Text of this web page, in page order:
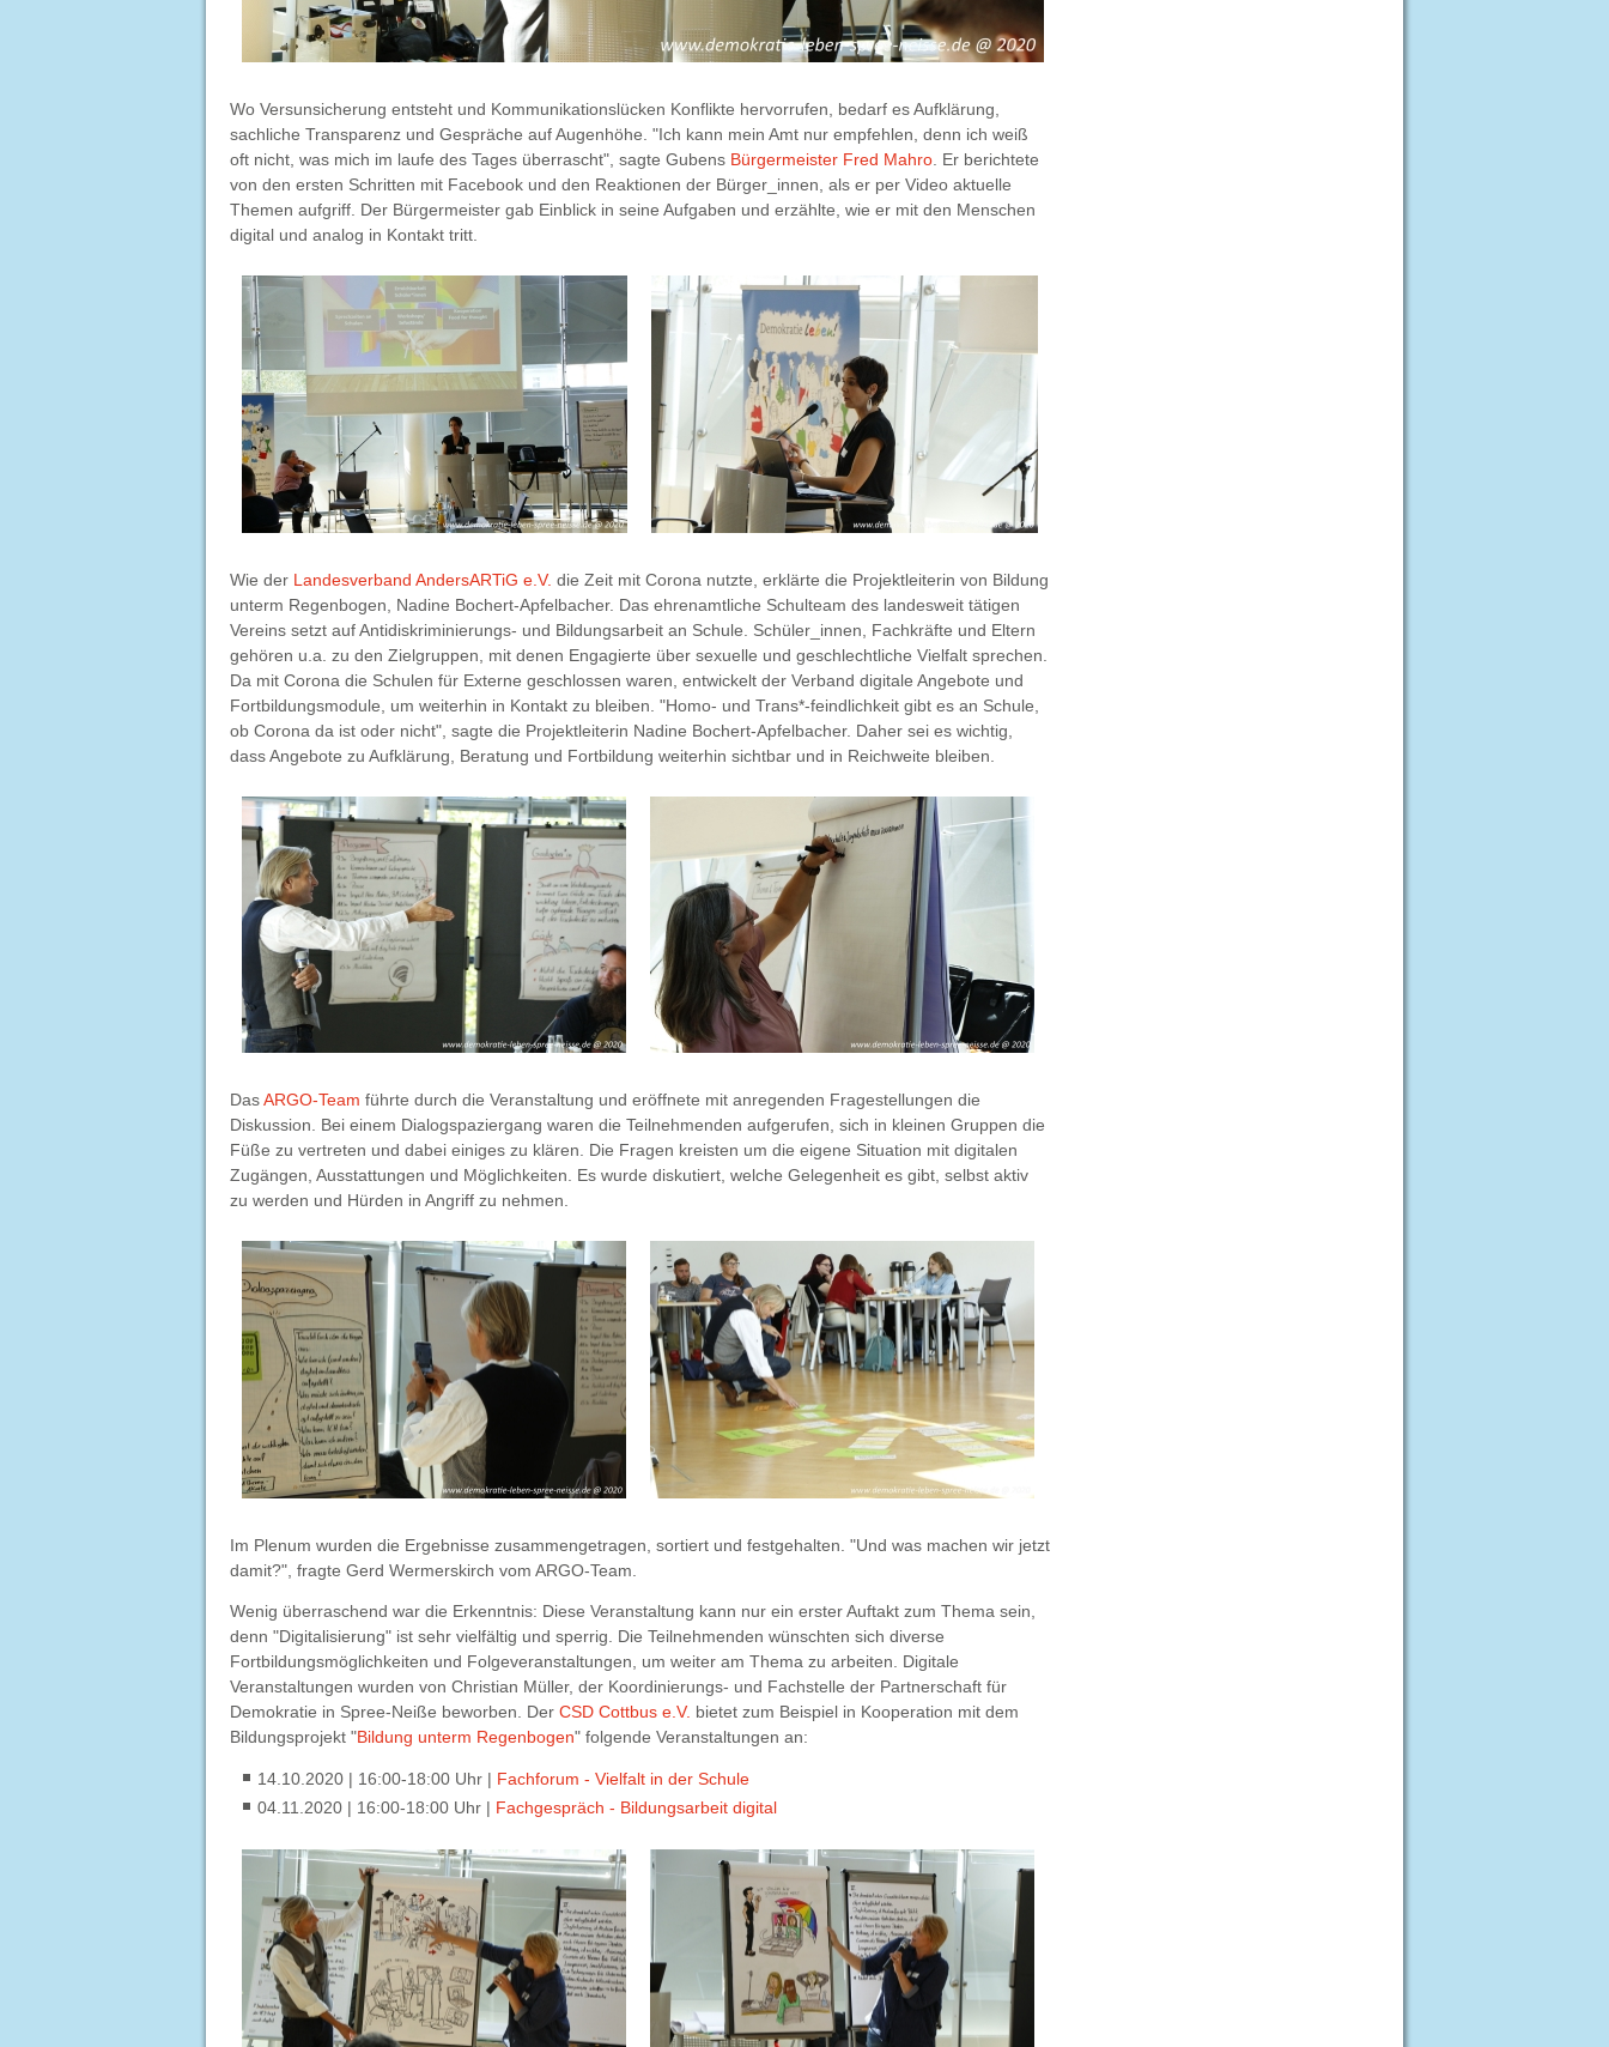
Wo Versunsicherung entsteht und Kommunikationslücken Konflikte hervorrufen, bedarf es Aufklärung,
sachliche Transparenz und Gespräche auf Augenhöhe. "Ich kann mein Amt nur empfehlen, denn ich weiß
oft nicht, was mich im laufe des Tages überrascht", sagte Gubens Bürgermeister Fred Mahro . Er berichtete
von den ersten Schritten mit Facebook und den Reaktionen der Bürger_innen, als er per Video aktuelle
Themen aufgriff. Der Bürgermeister gab Einblick in seine Aufgaben und erzählte, wie er mit den Menschen
digital und analog in Kontakt tritt.
Wie der Landesverband AndersARTiG e.V. die Zeit mit Corona nutzte, erklärte die Projektleiterin von Bildung
unterm Regenbogen, Nadine Bochert-Apfelbacher. Das ehrenamtliche Schulteam des landesweit tätigen
Vereins setzt auf Antidiskriminierungs- und Bildungsarbeit an Schule. Schüler_innen, Fachkräfte und Eltern
gehören u.a. zu den Zielgruppen, mit denen Engagierte über sexuelle und geschlechtliche Vielfalt sprechen.
Da mit Corona die Schulen für Externe geschlossen waren, entwickelt der Verband digitale Angebote und
Fortbildungsmodule, um weiterhin in Kontakt zu bleiben. "Homo- und Trans*-feindlichkeit gibt es an Schule,
ob Corona da ist oder nicht", sagte die Projektleiterin Nadine Bochert-Apfelbacher. Daher sei es wichtig,
dass Angebote zu Aufklärung, Beratung und Fortbildung weiterhin sichtbar und in Reichweite bleiben.
DasARGO-Team führte durch die Veranstaltung und eröffnete mit anregenden Fragestellungen die
Diskussion. Bei einem Dialogspaziergang waren die Teilnehmenden aufgerufen, sich in kleinen Gruppen die
Füße zu vertreten und dabei einiges zu klären. Die Fragen kreisten um die eigene Situation mit digitalen
Zugängen, Ausstattungen und Möglichkeiten. Es wurde diskutiert, welche Gelegenheit es gibt, selbst aktiv
zu werden und Hürden in Angriff zu nehmen.
Im Plenum wurden die Ergebnisse zusammengetragen, sortiert und festgehalten. "Und was machen wir jetzt
damit?", fragte Gerd Wermerskirch vom ARGO-Team.
Wenig überraschend war die Erkenntnis: Diese Veranstaltung kann nur ein erster Auftakt zum Thema sein,
denn "Digitalisierung" ist sehr vielfältig und sperrig. Die Teilnehmenden wünschten sich diverse
Fortbildungsmöglichkeiten und Folgeveranstaltungen, um weiter am Thema zu arbeiten. Digitale
Veranstaltungen wurden von Christian Müller, der Koordinierungs- und Fachstelle der Partnerschaft für
Demokratie in Spree-Neiße beworben. Der CSD Cottbus e.V. bietet zum Beispiel in Kooperation mit dem
Bildungsprojekt "Bildung unterm Regenbogen" folgende Veranstaltungen an:
14.10.2020 | 16:00-18:00 Uhr | Fachforum - Vielfalt in der Schule
04.11.2020 | 16:00-18:00 Uhr | Fachgespräch - Bildungsarbeit digital